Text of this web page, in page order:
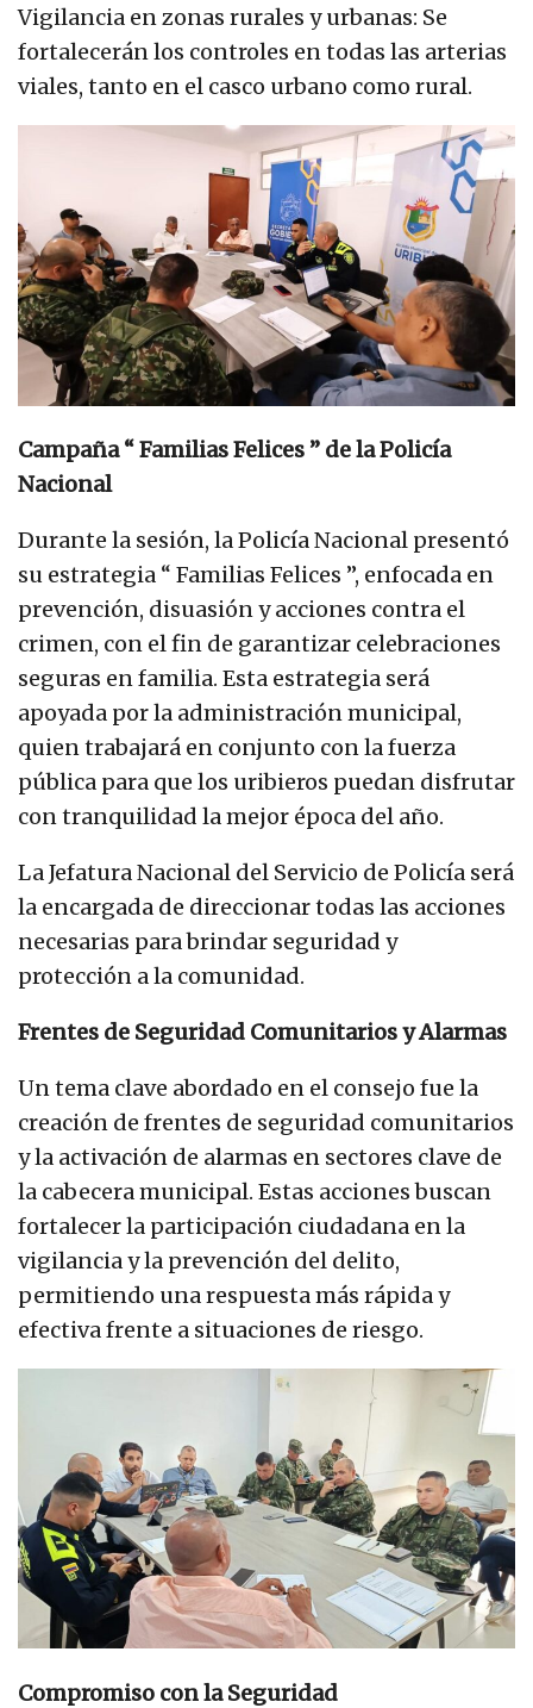
Vigilancia en zonas rurales y urbanas: Se
fortalecerán los controles en todas las arterias
viales, tanto en el casco urbano como rural.
Campaña “ Familias Felices ” de la Policía
Nacional
Durante la sesión, la Policía Nacional presentó
su estrategia “ Familias Felices ”, enfocada en
prevención, disuasión y acciones contra el
crimen, con el fin de garantizar celebraciones
seguras en familia. Esta estrategia será
apoyada por la administración municipal,
quien trabajará en conjunto con la fuerza
pública para que los uribieros puedan disfrutar
con tranquilidad la mejor época del año.
La Jefatura Nacional del Servicio de Policía será
la encargada de direccionar todas las acciones
necesarias para brindar seguridad y
protección a la comunidad.
Frentes de Seguridad Comunitarios y Alarmas
Un tema clave abordado en el consejo fue la
creación de frentes de seguridad comunitarios
y la activación de alarmas en sectores clave de
la cabecera municipal. Estas acciones buscan
fortalecer la participación ciudadana en la
vigilancia y la prevención del delito,
permitiendo una respuesta más rápida y
efectiva frente a situaciones de riesgo.
Compromiso con la Seguridad